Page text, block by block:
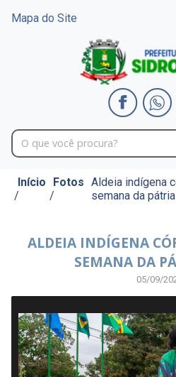
Mapa do Site
Início
/
Fotos
/
Aldeia indígena
semana da
ALDEIA INDÍGENA
SEMANA DA
05/09/